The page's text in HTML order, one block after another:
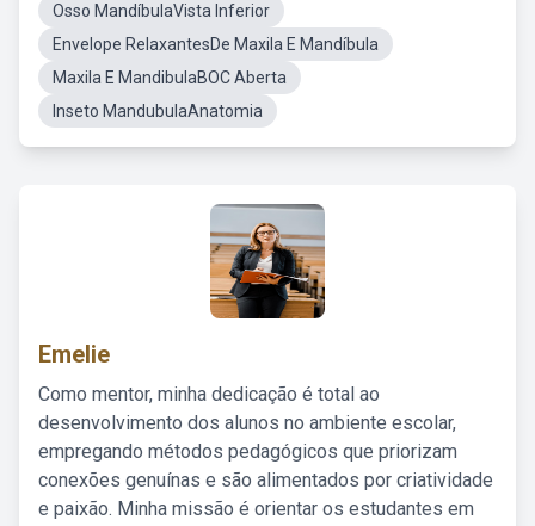
Osso MandíbulaVista Inferior
Envelope RelaxantesDe Maxila E Mandíbula
Maxila E MandibulaBOC Aberta
Inseto MandubulaAnatomia
Emelie
Como mentor, minha dedicação é total ao
desenvolvimento dos alunos no ambiente escolar,
empregando métodos pedagógicos que priorizam
conexões genuínas e são alimentados por criatividade
e paixão. Minha missão é orientar os estudantes em